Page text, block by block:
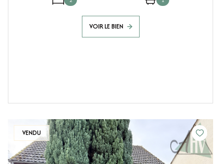
VOIR LE BIEN
VENDU